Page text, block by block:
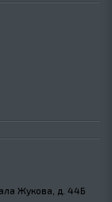
Жукова, д. 44Б